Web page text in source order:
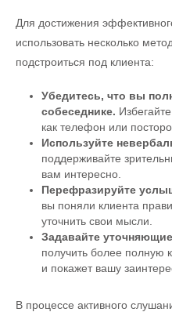
Для достижения
использовать несколько
подстроиться под клиента:
Убедитесь, что вы
собеседнике.
как телефон или
Используйте
поддерживайте
вам интересно.
Перефразируйте
вы поняли клиента
уточнить свои мысли.
Задавайте
получить более полную
и покажет вашу
В процессе активного